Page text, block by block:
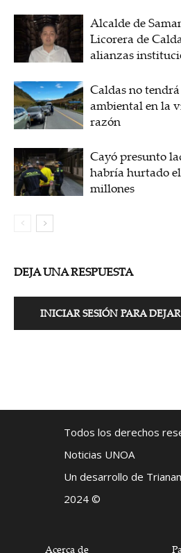
Alcalde de
Licorera de
alianzas
Caldas no
ambiental en la
razón
Cayó presunto
habría hurtado
millones
DEJA UNA RESPUESTA
INICIAR SESIÓN PARA
Todos los derechos
Noticias UNOA
Un desarrollo de
2024 ©
Acerca de